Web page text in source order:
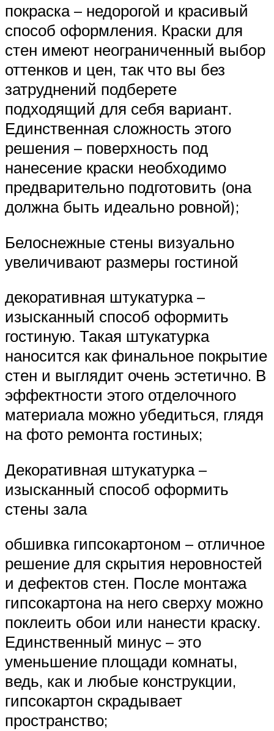
покраска – недорогой и красивый
способ оформления. Краски для
стен имеют неограниченный выбор
оттенков и цен, так что вы без
затруднений подберете
подходящий для себя вариант.
Единственная сложность этого
решения – поверхность под
нанесение краски необходимо
предварительно подготовить (она
должна быть идеально ровной);
Белоснежные стены визуально
увеличивают размеры гостиной
декоративная штукатурка –
изысканный способ оформить
гостиную. Такая штукатурка
наносится как финальное покрытие
стен и выглядит очень эстетично. В
эффектности этого отделочного
материала можно убедиться, глядя
на фото ремонта гостиных;
Декоративная штукатурка –
изысканный способ оформить
стены зала
обшивка гипсокартоном – отличное
решение для скрытия неровностей
и дефектов стен. После монтажа
гипсокартона на него сверху можно
поклеить обои или нанести краску.
Единственный минус – это
уменьшение площади комнаты,
ведь, как и любые конструкции,
гипсокартон скрадывает
пространство;